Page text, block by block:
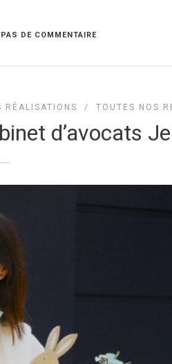
PAS DE COMMENTAIRE
RÉALISATIONS / TOUTES NOS
d’avocats